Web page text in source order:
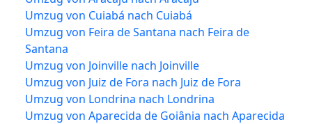
Umzug von Cuiabá nach Cuiabá
Umzug von Feira de Santana nach Feira de
Santana
Umzug von Joinville nach Joinville
Umzug von Juiz de Fora nach Juiz de Fora
Umzug von Londrina nach Londrina
Umzug von Aparecida de Goiânia nach Aparecida